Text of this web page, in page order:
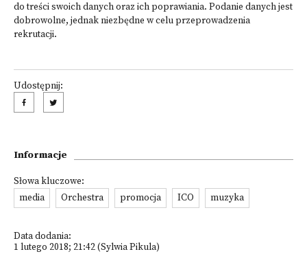
do treści swoich danych oraz ich poprawiania. Podanie danych jest
dobrowolne, jednak niezbędne w celu przeprowadzenia
rekrutacji.
Udostępnij:
Informacje
Słowa kluczowe:
media
Orchestra promocja ICO muzyka
Data dodania:
1 lutego 2018; 21:42 (Sylwia Pikula)